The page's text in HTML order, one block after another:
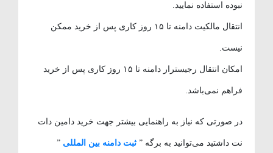
نبوده استفاده نمایید.
انتقال مالکیت دامنه تا ۱۵ روز کاری پس از خرید ممکن
نیست.
امکان انتقال رجیسترار دامنه تا ۱۵ روز کاری پس از خرید
فراهم نمی‌باشد.
در صورتی که نیاز به راهنمایی بیشتر جهت خرید دامین دات
نت داشتید می‌توانید به برگه ”ثبت دامنه بین المللی”